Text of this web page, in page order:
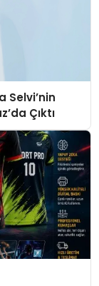
Selvi’nin
Çıktı